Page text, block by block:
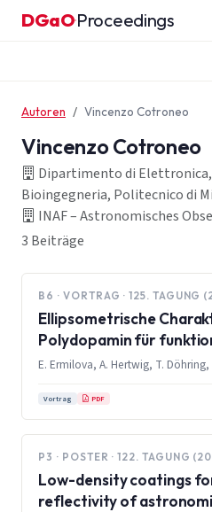
Zum Inhalt springen
DGaO·Proceedings
Autoren Vincenzo Cotroneo
Vincenzo Cotroneo
Dipartimento di
Bioingegneria, Politecnico di
INAF – Astronomisches
3 Beiträge
B6 · VORTRAG · 125. TAGUNG
Ellipsometrische
Polydopamin für
Schichten
Vortrag PDF
P3 · POSTER · 122. TAGUNG
Low-density coatings
reflectivity of